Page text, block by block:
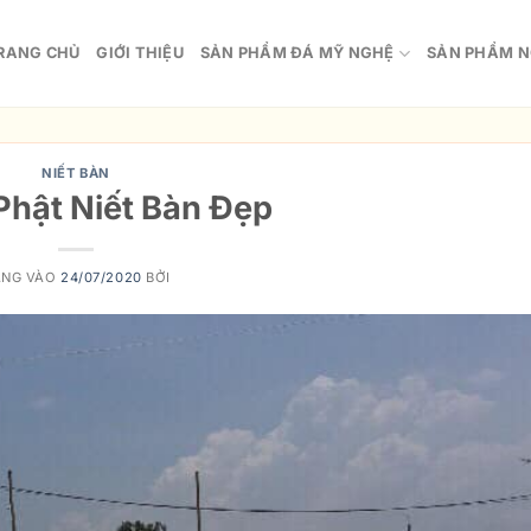
CHỦ GIỚI THIỆU SẢN PHẨM ĐÁ MỸ NGHỆ SẢN PHẨM
NIẾT BÀN
Niết Bàn Đẹp
VÀO 24/07/2020 BỞI